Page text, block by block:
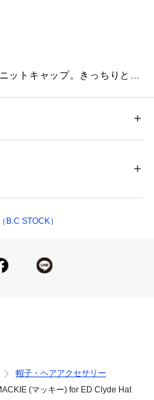
ットキャップ。きっちりと編
製造し、世界中に供給してい
ルの特徴を生かした伝統的な
STOCK）
帽子・ヘアアクセサリー
(マッキー) for ED Clyde Hat